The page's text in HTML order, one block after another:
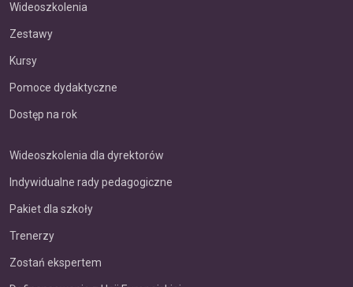
Wideoszkolenia
Zestawy
Kursy
Pomoce dydaktyczne
Dostęp na rok
Wideoszkolenia dla dyrektorów
Indywidualne rady pedagogiczne
Pakiet dla szkoły
Trenerzy
Zostań ekspertem